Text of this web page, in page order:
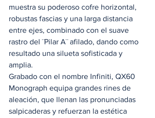
muestra su poderoso cofre horizontal,
robustas fascias y una larga distancia
entre ejes, combinado con el suave
rastro del ¨Pilar A¨ afilado, dando como
resultado una silueta sofisticada y
amplia.
Grabado con el nombre Infiniti, QX60
Monograph equipa grandes rines de
aleación, que llenan las pronunciadas
salpicaderas y refuerzan la estética